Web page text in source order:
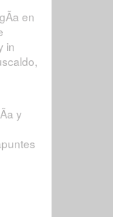
en
in
y